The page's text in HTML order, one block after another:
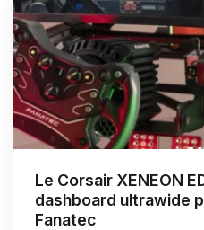
Le Corsair XENEON
dashboard ultrawide
Fanatec